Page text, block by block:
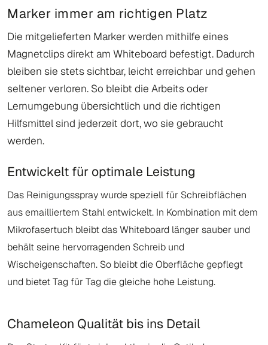
Marker immer am richtigen Platz
Die mitgelieferten Marker werden mithilfe eines
Magnetclips direkt am Whiteboard befestigt. Dadurch
bleiben sie stets sichtbar, leicht erreichbar und gehen
seltener verloren. So bleibt die Arbeits oder
Lernumgebung übersichtlich und die richtigen
Hilfsmittel sind jederzeit dort, wo sie gebraucht
werden.
Entwickelt für optimale Leistung
Das Reinigungsspray wurde speziell für Schreibflächen
aus emailliertem Stahl entwickelt. In Kombination mit dem
Mikrofasertuch bleibt das Whiteboard länger sauber und
behält seine hervorragenden Schreib und
Wischeigenschaften. So bleibt die Oberfläche gepflegt
und bietet Tag für Tag die gleiche hohe Leistung.
Chameleon Qualität bis ins Detail